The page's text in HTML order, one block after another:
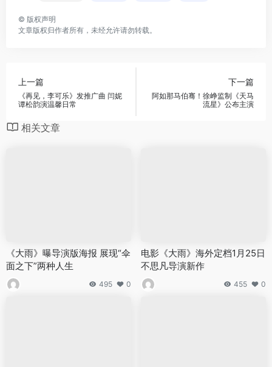
© 版权声明
文章版权归作者所有，未经允许请勿转载。
上一篇
《再见，李可乐》发推广曲 闫妮
谭松韵演温馨日常
下一篇
阿如那马伯骞！徐峥监制《天马
流星》公布主演
相关文章
《大雨》曝导演版海报 展现“伞
面之下”两种人生
495 0
电影《大雨》海外定档1月25日
不思凡导演新作
455 0